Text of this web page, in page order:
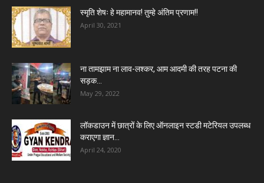
स्मृति शेषः हे महामानव! तुम्हे अंतिम प्रणाम!!
April 30, 2021
ना तामझाम ना लाव-लश्कर, आम आदमी की तरह पटना की
सड़क...
May 29, 2022
लॉकडाउन में छात्रों के लिए ऑनलाइन स्टडी मटेरियल उपलब्ध
कराएगा ज्ञान...
April 24, 2020